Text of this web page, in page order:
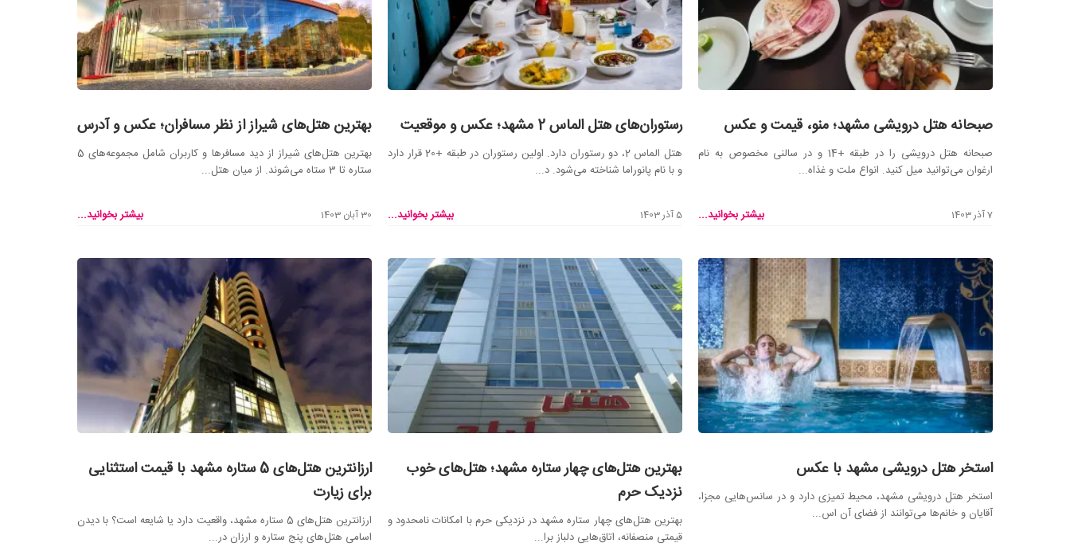
صبحانه هتل درویشی مشهد؛ منو، قیمت و عکس
صبحانه هتل درویشی را در طبقه +14 و در سالنی مخصوص به نام
ارغوان می‌توانید میل کنید. انواع ملت و غذاه...
7 آذر 1403 بیشتر بخوانید...
رستوران‌های هتل الماس 2 مشهد؛ عکس و موقعیت
هتل الماس 2، دو رستوران دارد. اولین رستوران در طبقه +20 قرار دارد
و با نام پانوراما شناخته می‌شود. د...
5 آذر 1403 بیشتر بخوانید...
بهترین هتل‌های شیراز از نظر مسافران؛ عکس و آدرس
بهترین هتل‌های شیراز از دید مسافرها و کاربران شامل مجموعه‌های 5
ستاره تا 3 ستاه می‌شوند. از میان هتل...
30 آبان 1403 بیشتر بخوانید...
استخر هتل درویشی مشهد با عکس
استخر هتل درویشی مشهد، محیط تمیزی دارد و در سانس‌هایی مجزا،
آقایان و خانم‌ها می‌توانند از فضای آن اس...
بهترین هتل‌های چهار ستاره مشهد؛ هتل‌های خوب
نزدیک حرم
بهترین هتل‌های چهار ستاره مشهد در نزدیکی حرم با امکانات نامحدود و
قیمتی منصفانه، اتاق‌هایی دلباز برا...
ارزانترین هتل‌های 5 ستاره مشهد با قیمت استثنایی
برای زیارت
ارزانترین هتل‌های 5 ستاره مشهد، واقعیت دارد یا شایعه است؟ با دیدن
اسامی هتل‌های پنج ستاره و ارزان در...